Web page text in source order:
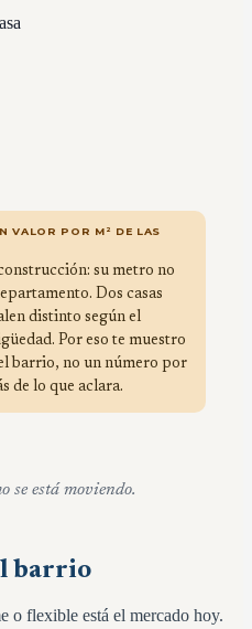
VALOR POR M² DE LAS
su metro no
Dos casas
distinto según el
Por eso te muestro
barrio, no un número por
de lo que aclara.
se está moviendo.
barrio
o flexible está el mercado hoy.